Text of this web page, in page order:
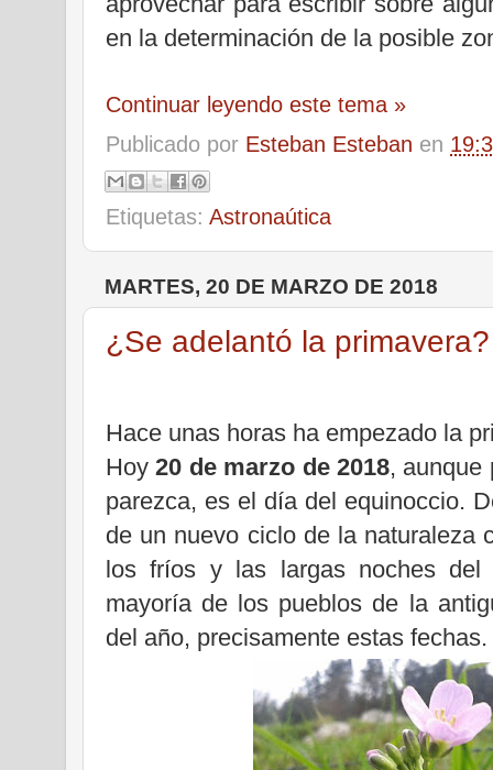
en la determinación de la posible
Continuar leyendo este tema »
Publicado por Esteban Esteban en
Etiquetas: Astronaútica
MARTES, 20 DE MARZO DE 2018
¿Se adelantó la primavera?
Hace unas horas ha empezado la
Hoy 20 de marzo de 2018, aunque
parezca, es el día del equinoccio.
de un nuevo ciclo de la naturaleza
los fríos y las largas noches
mayoría de los pueblos de la
del año, precisamente estas fechas.